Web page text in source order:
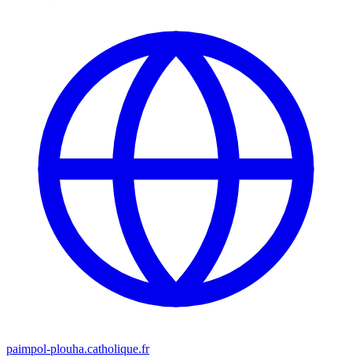
paimpol-plouha.catholique.fr